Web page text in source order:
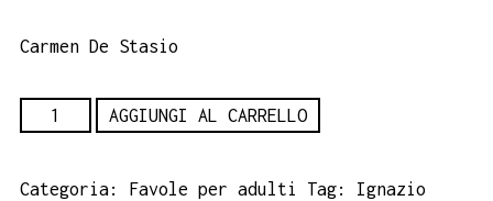
Carmen De Stasio
Detective
-
AGGIUNGI AL CARRELLO
Categoria: Favole per adulti Tag: Ignazio